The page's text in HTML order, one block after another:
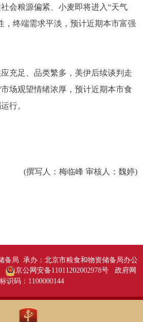
会粮源偏紧、小麦即将进入“天气
，终端需求平淡，预计近期本市富强
充足、品类繁多，美伊后续谈判走
场观望情绪浓厚，预计近期本市食
行。
(撰写人：梅临峰 审核人：魏婷)
备局 承办：北京市粮食和物资储备局办公
京公网安备11011202002978号政府网
识码：1100000144